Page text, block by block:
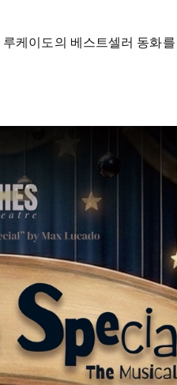
케이도의 베스트셀러 동화